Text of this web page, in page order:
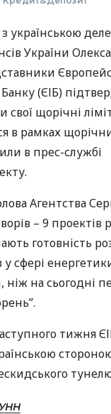
з українською
України
(ЄІБ)
свої щорічні
в рамках
в прес-службі
Агентства
– 9 проектів
готовність
у сфері
ніж на сьогодні
тижня